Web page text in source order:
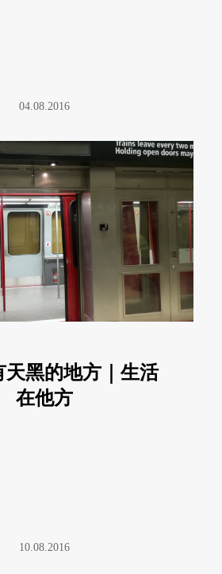
04.08.2016
天黑的地方｜生活
在他方
10.08.2016